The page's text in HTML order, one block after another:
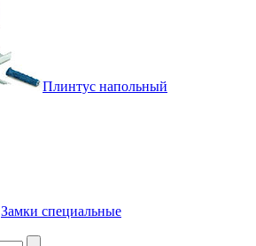
Плинтус напольный
Замки специальные